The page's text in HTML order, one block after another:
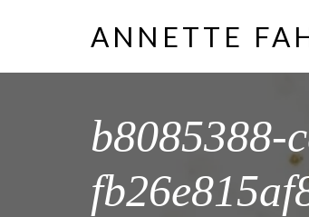
ANNETTE
b8085388-